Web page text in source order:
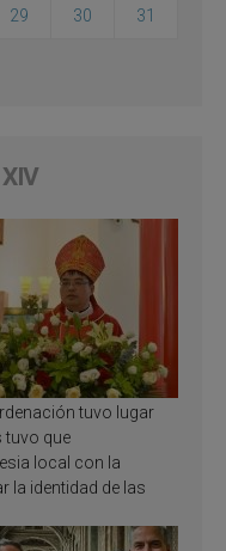
29 30 31
tuvo lugar
tuvo que
local con la
la identidad de las